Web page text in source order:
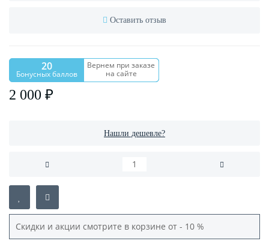
Оставить отзыв
20
Бонусных баллов
Вернем при заказе
на сайте
2 000 ₽
Нашли дешевле?
Скидки и акции смотрите в корзине от - 10 %